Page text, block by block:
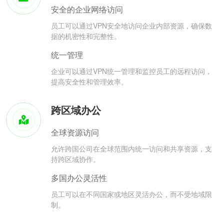
安全的企业网络访问
员工可以通过VPN安全地访问企业内部资源，确保数
据的机密性和完整性。
统一管理
企业可以通过VPN统一管理和监控员工的远程访问，
提高安全性和管理效率。
跨区域办公
全球资源访问
允许跨国公司在全球范围内统一访问和共享资源，支
持跨区域协作。
多国办公灵活性
员工可以在不同国家或地区灵活办公，而不受地域限
制。